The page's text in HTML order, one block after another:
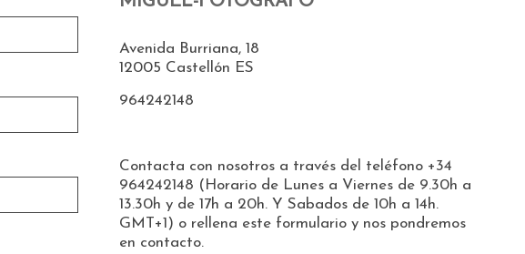
Avenida Burriana, 18
12005 Castellón ES
964242148
Contacta con nosotros a través del teléfono +34
964242148 (Horario de Lunes a Viernes de 9.30h a
13.30h y de 17h a 20h. Y Sabados de 10h a 14h.
GMT+1) o rellena este formulario y nos pondremos
en contacto.